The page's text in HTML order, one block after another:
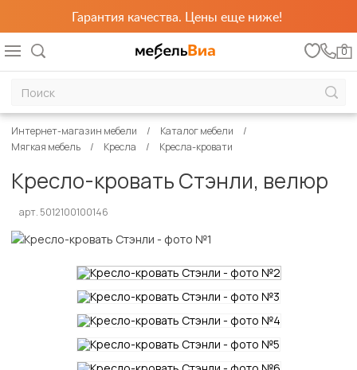
Гарантия качества. Цены еще ниже!
0
Интернет-магазин мебели
Каталог мебели
Мягкая мебель
Кресла Кресла-кровати
Кресло-кровать Стэнли, велюр
арт. 5012100100146